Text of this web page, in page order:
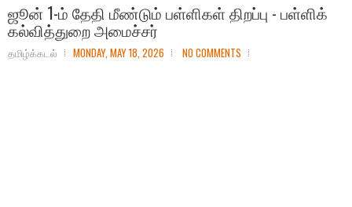
ஜூன் 1-ம் தேதி மீண்டும் பள்ளிகள் திறப்பு - பள்ளிக்
கல்வித்துறை அமைச்சர்
தமிழ்க்கடல் MONDAY, MAY 18, 2026 NO COMMENTS